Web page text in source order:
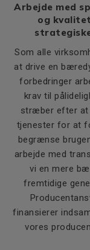
Arbejde med
og
Som alle
at drive en
forbedringer
krav til
stræber efter at
tjenester for at
begrænse
arbejde med
vi en mere
fremtidige
finansierer
vores